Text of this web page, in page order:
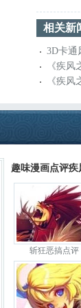
相关新
3D卡通
《疾
《疾
趣味漫画点评
斩狂恶搞点评